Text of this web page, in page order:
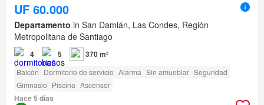
UF 60.000
Departamento in San Damián, Las Condes, Región
Metropolitana de Santiago
4 5 370 m²
Balcón Dormitorio de servicio Alarma Sin amueblar Seguridad
Gimnasio Piscina Ascensor
Hace 5 días